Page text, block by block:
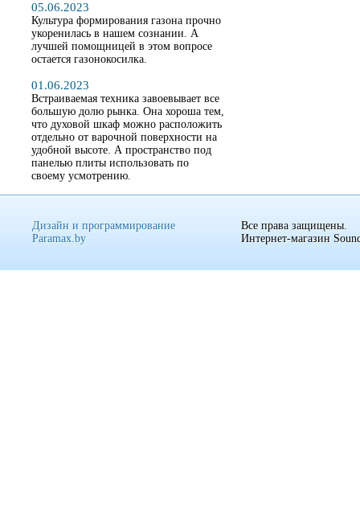
05.06.2023
Культура формирования газона прочно
укоренилась в нашем сознании. А
лучшей помощницей в этом вопросе
остается газонокосилка.
01.06.2023
Встраиваемая техника завоевывает все
большую долю рынка. Она хороша тем,
что духовой шкаф можно расположить
отдельно от варочной поверхности на
удобной высоте. А пространство под
панелью плиты использовать по
своему усмотрению.
Дизайн и программирование
Paramax.by
Все права защищены.
Интернет-магазин